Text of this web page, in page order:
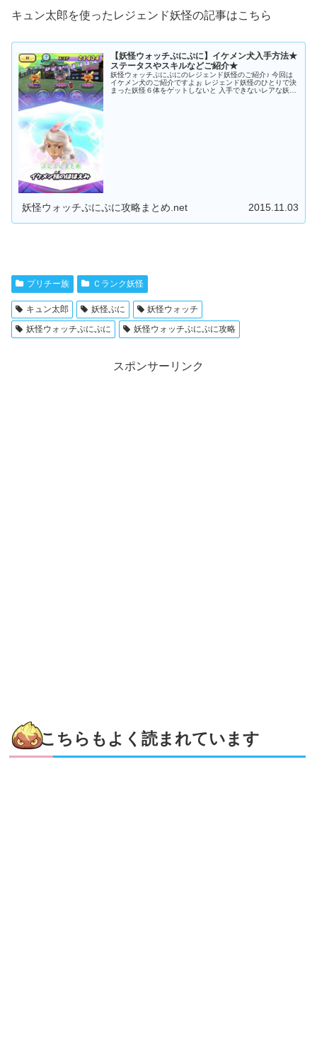
キュン太郎を使ったレジェンド妖怪の記事はこちら
【妖怪ウォッチぷにぷに】イケメン犬入手方法★
ステータスやスキルなどご紹介★
妖怪ウォッチぷにぷにのレジェンド妖怪のご紹介♪ 今回は
イケメン犬のご紹介ですよぉ レジェンド妖怪のひとりで決
まった妖怪６体をゲットしないと 入手できないレアな妖
妖怪ウォッチぷにぷに攻略まとめ.net 2015.11.03
プリチー族 Ｃランク妖怪
キュン太郎 妖怪ぷに
妖怪ウォッチ
妖怪ウォッチぷにぷに
妖怪ウォッチぷにぷに攻略
スポンサーリンク
こちらもよく読まれています